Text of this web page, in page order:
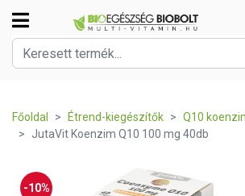
Főoldal Étrend-kiegészítők
Q10
JutaVit Koenzim Q10 100 mg 40db
-10%